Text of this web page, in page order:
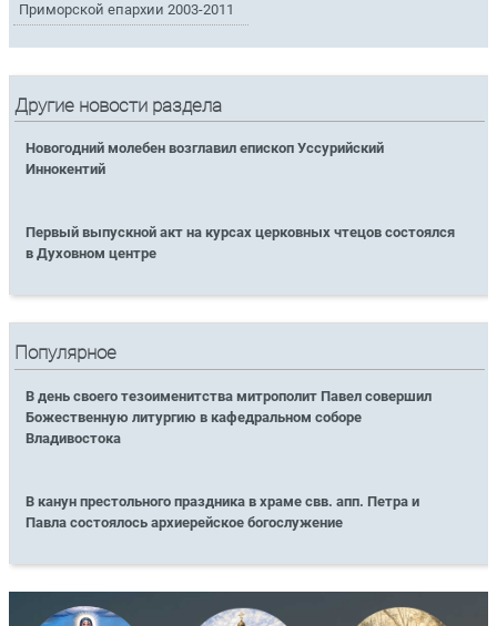
Приморской епархии 2003-2011
Другие новости раздела
Новогодний молебен возглавил епископ Уссурийский
Иннокентий
Первый выпускной акт на курсах церковных чтецов состоялся
в Духовном центре
Популярное
В день своего тезоименитства митрополит Павел совершил
Божественную литургию в кафедральном соборе
Владивостока
В канун престольного праздника в храме свв. апп. Петра и
Павла состоялось архиерейское богослужение